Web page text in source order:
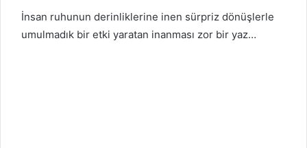
İnsan ruhunun derinliklerine inen sürpriz dönüşlerle
umulmadık bir etki yaratan inanması zor bir yaz…